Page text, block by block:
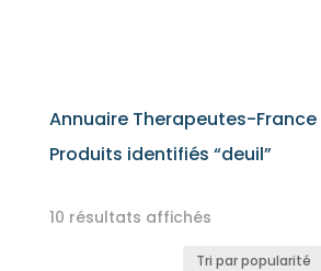
Annuaire Therapeutes-France
Produits identifiés “deuil”
10 résultats affichésTrié